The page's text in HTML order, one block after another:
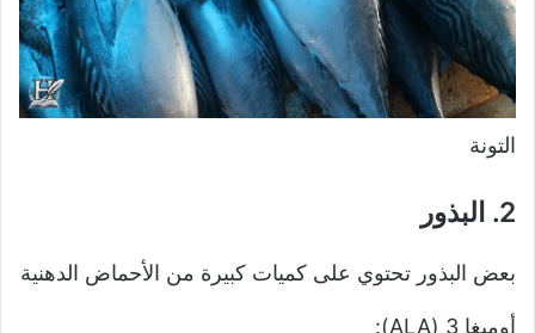
التونة
2. البذور
بعض البذور تحتوي على كميات كبيرة من الأحماض الدهنية
أوميغا 3 (ALA):